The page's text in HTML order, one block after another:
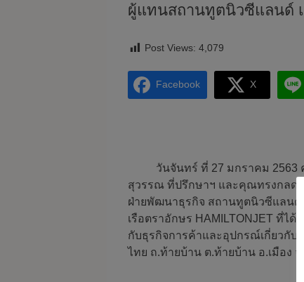
ผู้แทนสถานทูตนิวซีแลนด์
Post Views: 4,079
Facebook X
วันจันทร์ ที่ 27 มกราคม 2563
สุวรรณ ที่ปรึกษาฯ และคุณทรงกลด
ฝ่ายพัฒนาธุรกิจ สถานทูตนิวซีแลนด์ พ
เรือตราอักษร HAMILTONJET ที่ไ
กับธุรกิจการค้าและอุปกรณ์เกี่ยวกับ
ไทย ถ.ท้ายบ้าน ต.ท้ายบ้าน อ.เมือง จ